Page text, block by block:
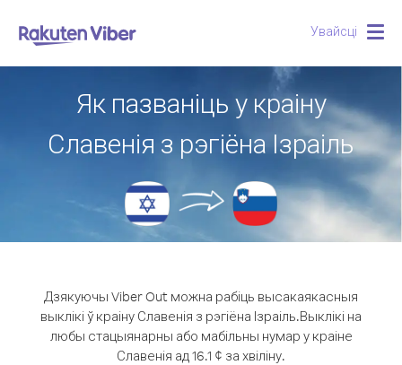
Увайсці
Як пазваніць у краіну
Славенія з рэгіёна Ізраіль
Дзякуючы Viber Out можна рабіць высакаякасныя
выклікі ў краіну Славенія з рэгіёна Ізраіль.Выклікі на
любы стацыянарны або мабільны нумар у краіне
Славенія ад 16.1 ¢ за хвіліну.